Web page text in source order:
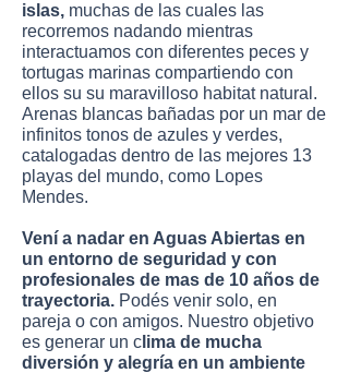
islas, muchas de las cuales las
recorremos nadando mientras
interactuamos con diferentes peces y
tortugas marinas compartiendo con
ellos su su maravilloso habitat natural.
Arenas blancas bañadas por un mar de
infinitos tonos de azules y verdes,
catalogadas dentro de las mejores 13
playas del mundo, como Lopes
Mendes.
Vení a nadar en Aguas Abiertas en
un entorno de seguridad y con
profesionales de mas de 10 años de
trayectoria. Podés venir solo, en
pareja o con amigos. Nuestro objetivo
es generar un c lima de mucha
diversión y alegría en un ambiente